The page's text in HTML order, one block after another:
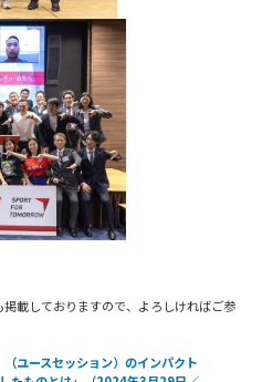
載しておりますので、よろしければご参
ユースセッション）のインパクト